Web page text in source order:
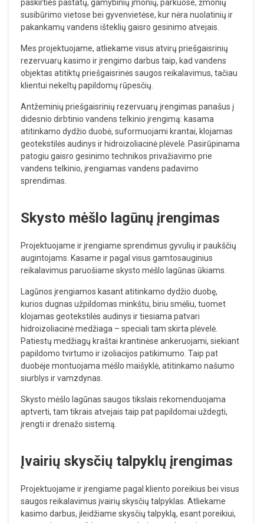
paskirties pastatų, gamybinių įmonių, parkuose, žmonių
susibūrimo vietose bei gyvenvietėse, kur nėra nuolatinių ir
pakankamų vandens išteklių gaisro gesinimo atvejais.
Mes projektuojame, atliekame visus atvirų priešgaisrinių
rezervuarų kasimo ir įrengimo darbus taip, kad vandens
objektas atitiktų priešgaisrinės saugos reikalavimus, tačiau
klientui nekeltų papildomų rūpesčių.
Antžeminių priešgaisrinių rezervuarų įrengimas panašus į
didesnio dirbtinio vandens telkinio įrengimą: kasama
atitinkamo dydžio duobė, suformuojami krantai, klojamas
geotekstilės audinys ir hidroizoliacinė plėvelė. Pasirūpinama
patogiu gaisro gesinimo technikos privažiavimo prie
vandens telkinio, įrengiamas vandens padavimo
sprendimas.
Skysto mėšlo lagūnų įrengimas
Projektuojame ir įrengiame sprendimus gyvulių ir paukščių
augintojams. Kasame ir pagal visus gamtosauginius
reikalavimus paruošiame skysto mėšlo lagūnas ūkiams.
Lagūnos įrengiamos kasant atitinkamo dydžio duobę,
kurios dugnas užpildomas minkštu, biriu smėliu, tuomet
klojamas geotekstilės audinys ir tiesiama patvari
hidroizoliacinė medžiaga – speciali tam skirta plėvelė.
Patiestų medžiagų kraštai krantinėse ankeruojami, siekiant
papildomo tvirtumo ir izoliacijos patikimumo. Taip pat
duobėje montuojama mėšlo maišyklė, atitinkamo našumo
siurblys ir vamzdynas.
Skysto mėšlo lagūnas saugos tikslais rekomenduojama
aptverti, tam tikrais atvejais taip pat papildomai uždegti,
įrengti ir drenažo sistemą.
Įvairių skysčių talpyklų įrengimas
Projektuojame ir įrengiame pagal kliento poreikius bei visus
saugos reikalavimus įvairių skysčių talpyklas. Atliekame
kasimo darbus, įleidžiame skysčių talpyklą, esant poreikiui,